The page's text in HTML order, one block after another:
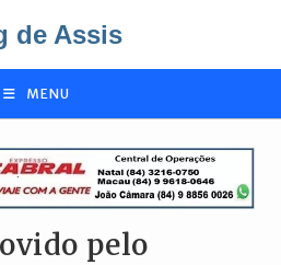
de Assis
MENU
pelo